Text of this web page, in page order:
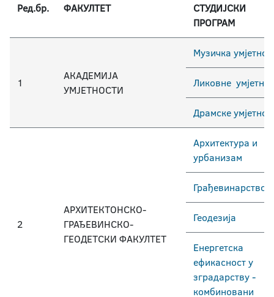
Ред.бр. ФАКУЛТЕТ
СТУДИЈСКИ
ПРОГРАМ
1
АКАДЕМИЈА
УМЈЕТНОСТИ
Музичка
Ликовне
Драмске
2
АРХИТЕКТОНСКО-
ГРАЂЕВИНСКО-
ГЕОДЕТСКИ ФАКУЛТЕТ
Архитектура и
урбанизам
Грађевинарство
Геодезија
Енергетска
ефикасност у
зградарству -
комбиновани